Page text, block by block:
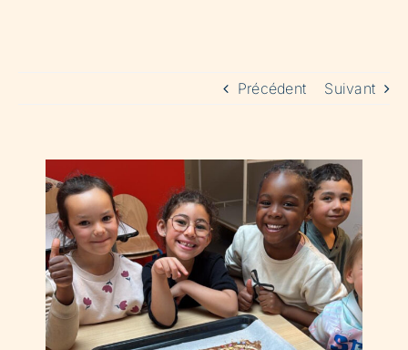
Précédent Suivant